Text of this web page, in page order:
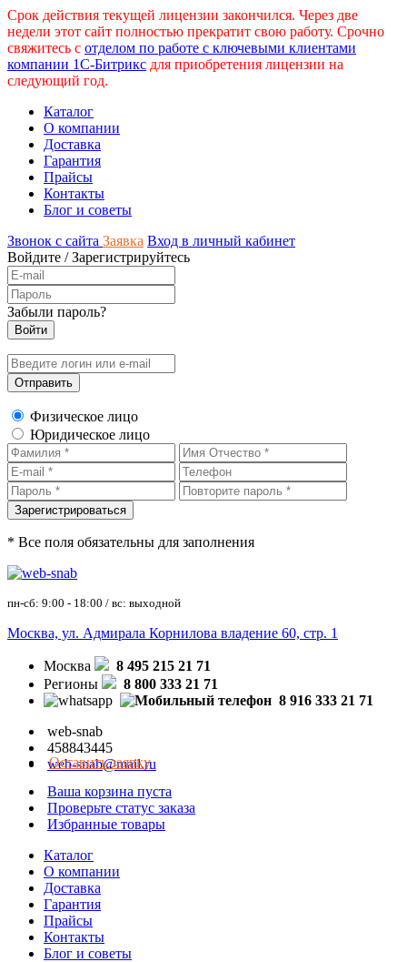
Срок действия текущей лицензии закончился. Через две
недели этот сайт полностью прекратит свою работу. Срочно
свяжитесь с отделом по работе с ключевыми клиентами
компании 1С-Битрикс для приобретения лицензии на
следующий год.
Каталог
О компании
Доставка
Гарантия
Прайсы
Контакты
Блог и советы
Звонок с сайта Заявка Вход в личный кабинет
Войдите /Зарегистрируйтесь
Забыли пароль?
Физическое лицо
Юридическое лицо
* Все поля обязательны для заполнения
пн-сб: 9:00 - 18:00 / вс: выходной
Москва, ул. Адмирала Корнилова владение 60, стр. 1
Москва
8 495 215 21 71
Регионы
8 800 333 21 71
8 916 333 21 71
web-snab
458843445
web-snab@mail.ru
Оставить заявку
Ваша корзина пуста
Проверьте статус заказа
Избранные товары
Каталог
О компании
Доставка
Гарантия
Прайсы
Контакты
Блог и советы